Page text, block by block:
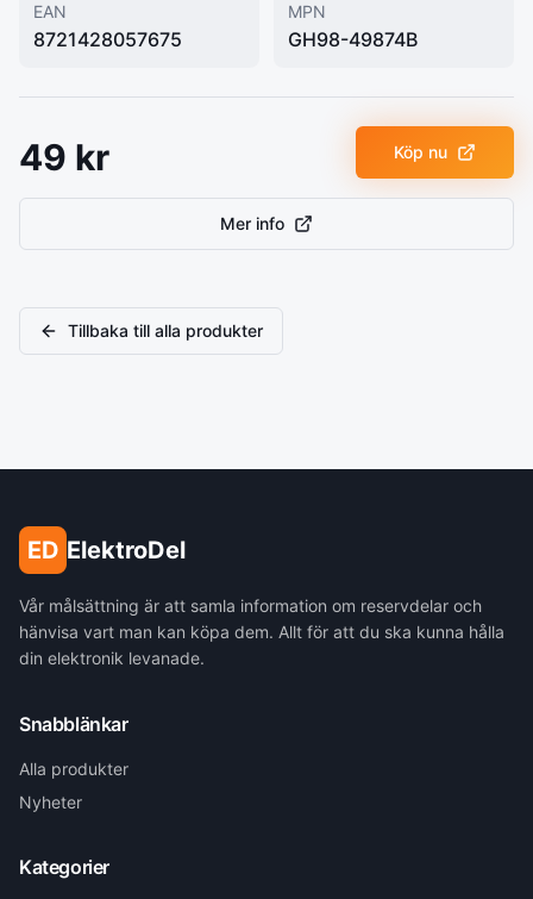
EAN
8721428057675
MPN
GH98-49874B
49 kr Köp nu
Mer info
Tillbaka till alla produkter
ED ElektroDel
Vår målsättning är att samla information om reservdelar och
hänvisa vart man kan köpa dem. Allt för att du ska kunna hålla
din elektronik levanade.
Snabblänkar
Alla produkter
Nyheter
Kategorier